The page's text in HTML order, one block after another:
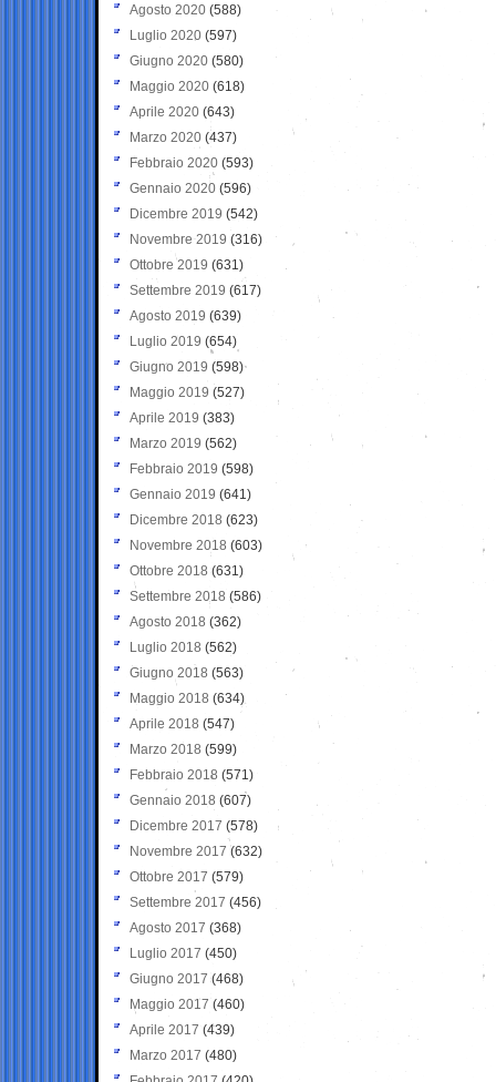
Agosto 2020 (588)
Luglio 2020 (597)
Giugno 2020 (580)
Maggio 2020 (618)
Aprile 2020 (643)
Marzo 2020 (437)
Febbraio 2020 (593)
Gennaio 2020 (596)
Dicembre 2019 (542)
Novembre 2019 (316)
Ottobre 2019 (631)
Settembre 2019 (617)
Agosto 2019 (639)
Luglio 2019 (654)
Giugno 2019 (598)
Maggio 2019 (527)
Aprile 2019 (383)
Marzo 2019 (562)
Febbraio 2019 (598)
Gennaio 2019 (641)
Dicembre 2018 (623)
Novembre 2018 (603)
Ottobre 2018 (631)
Settembre 2018 (586)
Agosto 2018 (362)
Luglio 2018 (562)
Giugno 2018 (563)
Maggio 2018 (634)
Aprile 2018 (547)
Marzo 2018 (599)
Febbraio 2018 (571)
Gennaio 2018 (607)
Dicembre 2017 (578)
Novembre 2017 (632)
Ottobre 2017 (579)
Settembre 2017 (456)
Agosto 2017 (368)
Luglio 2017 (450)
Giugno 2017 (468)
Maggio 2017 (460)
Aprile 2017 (439)
Marzo 2017 (480)